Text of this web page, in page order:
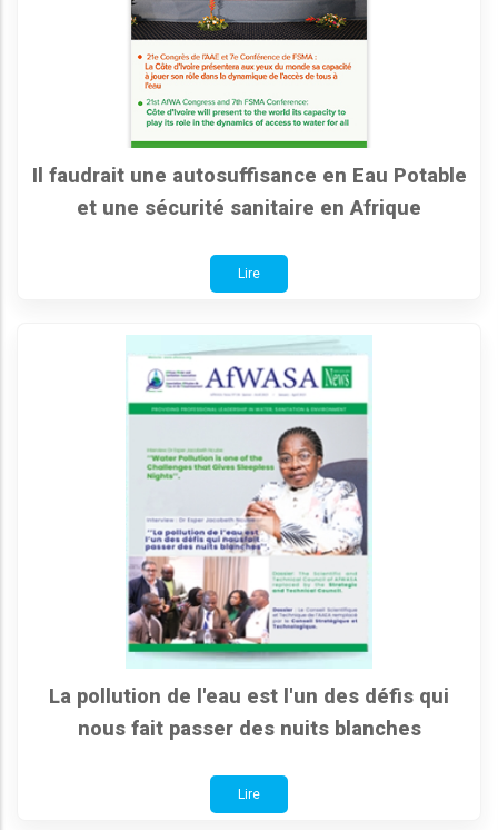
Il faudrait une autosuffisance en Eau Potable
et une sécurité sanitaire en Afrique
Lire
La pollution de l'eau est l'un des défis qui
nous fait passer des nuits blanches
Lire